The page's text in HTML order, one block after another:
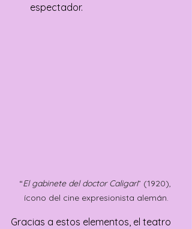
espectador.
“El gabinete del doctor Caligari” (1920),
ícono del cine expresionista alemán.
Gracias a estos elementos, el teatro